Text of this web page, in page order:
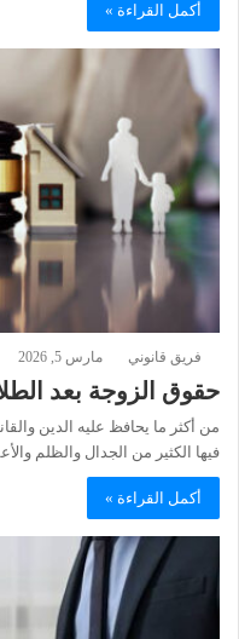
أكمل القراءة »
فريق قانوني مارس 5, 2026
حقوق الزوجة بعد
من أكثر ما يحافظ عليه الدين
فيها الكثير من الجدال والظلم
أكمل القراءة »